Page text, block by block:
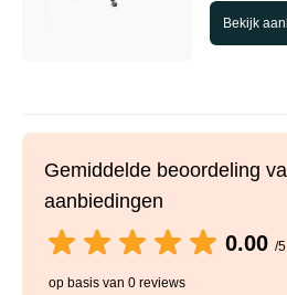
Bekijk
Gemiddelde beoordeling
aanbiedingen
0.00 /5
op basis van 0 reviews